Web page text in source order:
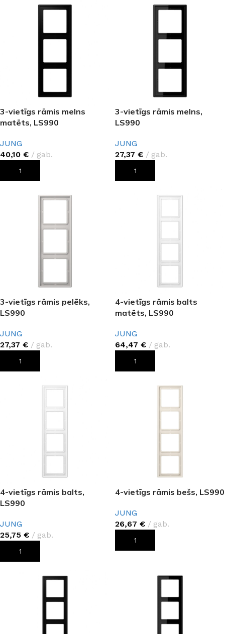
3-vietīgs rāmis melns
matēts, LS990
JUNG
40,10 € gab.
PIEVIENOT GROZAM
3-vietīgs rāmis melns,
LS990
JUNG
27,37 € gab.
PIEVIENOT GROZAM
3-vietīgs rāmis pelēks,
LS990
JUNG
27,37 € gab.
PIEVIENOT GROZAM
4-vietīgs rāmis balts
matēts, LS990
JUNG
64,47 € gab.
PIEVIENOT GROZAM
4-vietīgs rāmis balts,
LS990
JUNG
25,75 € gab.
PIEVIENOT GROZAM
4-vietīgs rāmis bešs, LS990
JUNG
26,67 € gab.
PIEVIENOT GROZAM